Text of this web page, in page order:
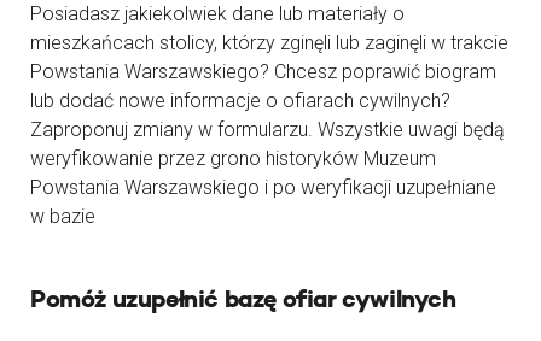
Posiadasz jakiekolwiek dane lub materiały o
mieszkańcach stolicy, którzy zginęli lub zaginęli w trakcie
Powstania Warszawskiego? Chcesz poprawić biogram
lub dodać nowe informacje o ofiarach cywilnych?
Zaproponuj zmiany w formularzu. Wszystkie uwagi będą
weryfikowanie przez grono historyków Muzeum
Powstania Warszawskiego i po weryfikacji uzupełniane
w bazie
Pomóż uzupełnić bazę ofiar cywilnych